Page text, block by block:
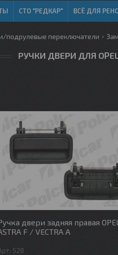
СТО "РЕДКАР" ВСЁ ДЛЯ
подрулевые переключатели
РУЧКИ ДВЕРИ ДЛЯ
двери задняя правая OPEL
F / VECTRA A
528